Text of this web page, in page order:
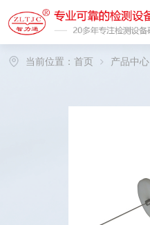
当前位置：首页 产品中心